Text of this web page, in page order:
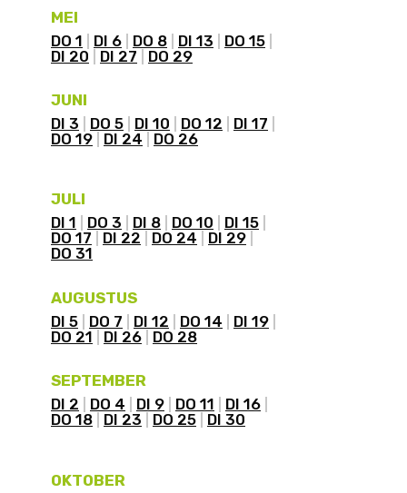
MEI
DO 1
DI 6 DO 8 DI 13
DO 15
DI 20
DI 27 DO 29
JUNI
DI 3
DO 5 DI 10 DO 12
DI 17
DO 19
DI 24 DO 26
JULI
DI 1
DO 3 DI 8 DO 10
DI 15
DO 17
DI 22 DO 24
DI 29
DO 31
AUGUSTUS
DI 5
DO 7 DI 12 DO 14
DI 19
DO 21
DI 26 DO 28
SEPTEMBER
DI 2
DO 4 DI 9 DO 11
DI 16
DO 18
DI 23 DO 25 DI 30
OKTOBER